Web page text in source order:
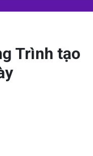
Trình tạo